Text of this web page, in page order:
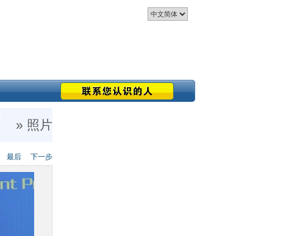
» 照片
最后 下一步